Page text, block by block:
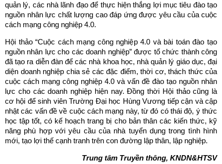
quản lý, các nhà lãnh đạo để thực hiện thắng lợi mục tiêu đào tạo
nguồn nhân lực chất lượng cao đáp ứng được yêu cầu của cuộc
cách mạng công nghiệp 4.0.
Hội thảo “Cuộc cách mạng công nghiệp 4.0 và bài toán đào tạo
nguồn nhân lực cho các doanh nghiệp” được tổ chức thành công
đã tạo ra diễn đàn để các nhà khoa học, nhà quản lý giáo dục, đại
diện doanh nghiệp chia sẻ các đặc điểm, thời cơ, thách thức của
cuộc cách mạng công nghiệp 4.0 và vấn đề đào tạo nguồn nhân
lực cho các doanh nghiệp hiện nay. Đồng thời Hội thảo cũng là
cơ hội để sinh viên Trường Đại học Hùng Vương tiếp cận và cập
nhật các vấn đề về cuộc cách mạng này, từ đó có thái độ, ý thức
học tập tốt, có kế hoạch trang bị cho bản thân các kiến thức, kỹ
năng phù hợp với yêu cầu của nhà tuyển dụng trong tình hình
mới, tạo lợi thế cạnh tranh trên con đường lập thân, lập nghiệp.
Trung tâm Truyền thông, KNDN&HTSV